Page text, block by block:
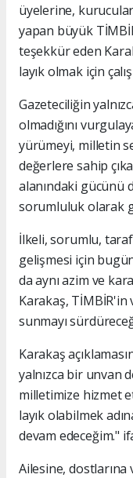
üyelerine,
yapan büyük
teşekkür eden
layık olmak için
Gazeteciliğin
olmadığını
yürümeyi, milletin
değerlere sahip
alanındaki gücünü
sorumluluk olarak
İlkeli, sorumlu,
gelişmesi için
da aynı azim ve
Karakaş,
sunmayı
Karakaş
yalnızca bir unvan
milletimize hizmet
layık olabilmek
devam edeceğim."
Ailesine,